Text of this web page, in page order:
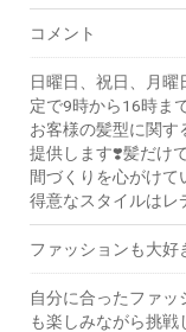
コメント
日曜日、祝日、月
定で9時から16時ま
お客様の髪型に関す
提供します❣️髪だけ
間づくりを心がけて
得意なスタイルはレ
ファッションも大好
自分に合ったファ
も楽しみながら挑戦